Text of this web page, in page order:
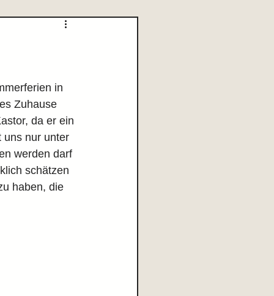
in
Zuhause
da er ein
uns nur unter
werden darf
schätzen
haben, die